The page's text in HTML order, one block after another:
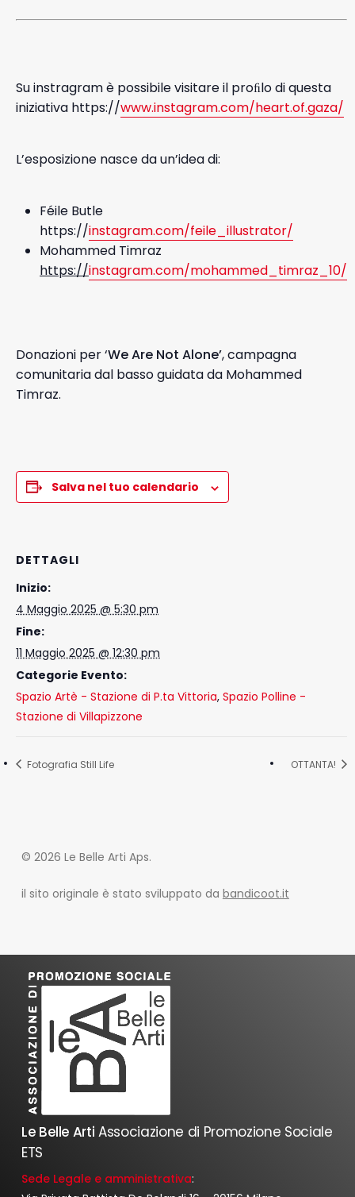
Su instragram è possibile visitare il proﬁlo di questa
iniziativa https://www.instagram.com/heart.of.gaza/
L’esposizione nasce da un’idea di:
Féile Butle
https://instagram.com/feile_illustrator/
Mohammed Timraz
https://instagram.com/mohammed_timraz_10/
Donazioni per ‘We Are Not Alone’, campagna
comunitaria dal basso guidata da Mohammed
Timraz.
Salva nel tuo calendario
DETTAGLI
Inizio:
4 Maggio 2025 @ 5:30 pm
Fine:
11 Maggio 2025 @ 12:30 pm
Categorie Evento:
Spazio Artè - Stazione di P.ta Vittoria, Spazio Polline -
Stazione di Villapizzone
Fotografia Still Life OTTANTA!
© 2026 Le Belle Arti Aps.
il sito originale è stato sviluppato da bandicoot.it
Le Belle Arti Associazione di Promozione Sociale
ETS
Sede Legale e amministrativa: